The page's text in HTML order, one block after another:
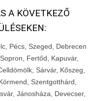
tervrajz
bemutatva az utat a
virágzó vállalkozásig
történet
150%-
a páciensek
elkötelezettségének
Egy 150%-os
gyakorlati
Ads és
Kezelés +
A KÖVETKEZŐ
Pécs, Szeged, Debrecen
Fertőd, Kapuvár,
Sárvár, Kőszeg,
Szentgotthárd,
Jánosháza, Devecser,